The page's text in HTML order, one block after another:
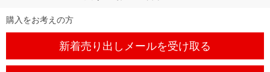
購入をお考えの方
新着売り出しメールを受け取る